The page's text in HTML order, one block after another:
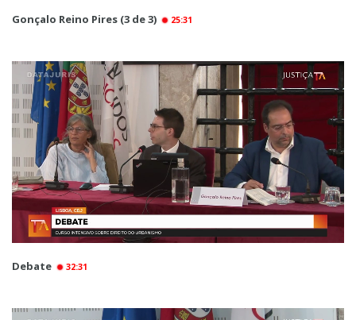
Gonçalo Reino Pires (3 de 3) 25:31
Debate 32:31